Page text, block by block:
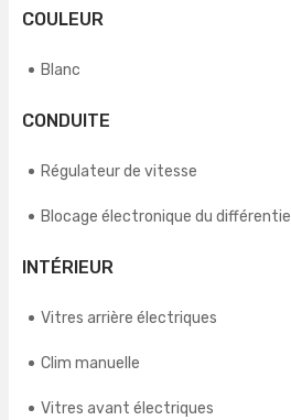
COULEUR
Blanc
CONDUITE
Régulateur de vitesse
Blocage électronique du différentiel
INTÉRIEUR
Vitres arrière électriques
Clim manuelle
Vitres avant électriques